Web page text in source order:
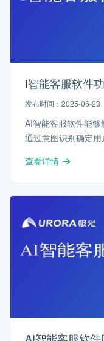
I智能客服软件
发布时间：2025-06-23
AI智能客服软件能够
通过意图识别确定用
查看详情